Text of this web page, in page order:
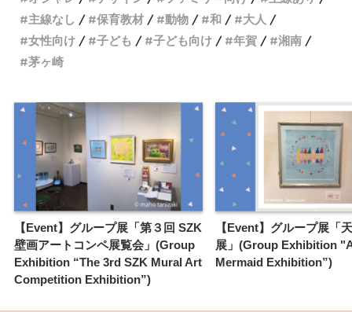
主線なし
保育教材 動物 和
大人
女性向け
子ども 子ども向け 年賀
湘南
茅ヶ崎
【Event】グループ展「第３回 SZK
壁画アートコンペ展覧会」(Group
Exhibition “The 3rd SZK Mural Art
Competition Exhibition”)
【Event】グループ展「
展」(Group Exhibition
Mermaid Exhibition”)